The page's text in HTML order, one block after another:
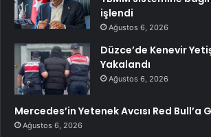
işlendi
Ağustos 6, 2026
Düzce’de Kenevir
Yakalandı
Ağustos 6, 2026
Mercedes’in Yetenek Avcısı Red Bull’a
Ağustos 6, 2026